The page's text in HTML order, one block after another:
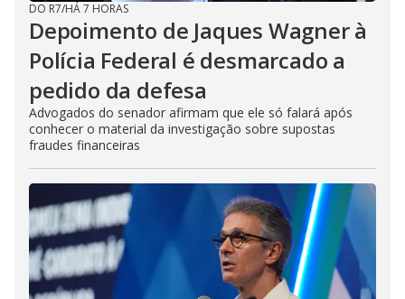
DO R7/HÁ 7 HORAS
Depoimento de Jaques Wagner à
Polícia Federal é desmarcado a
pedido da defesa
Advogados do senador afirmam que ele só falará após
conhecer o material da investigação sobre supostas
fraudes financeiras